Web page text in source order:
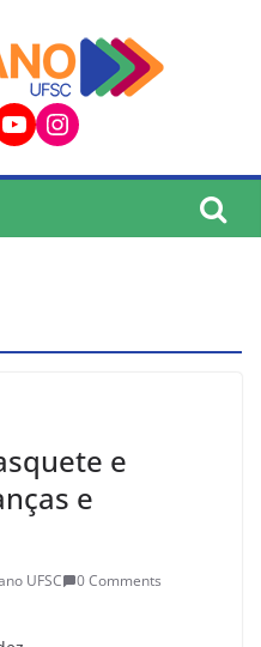
YouTube
Instagram
e
e
UFSC
0 Comments